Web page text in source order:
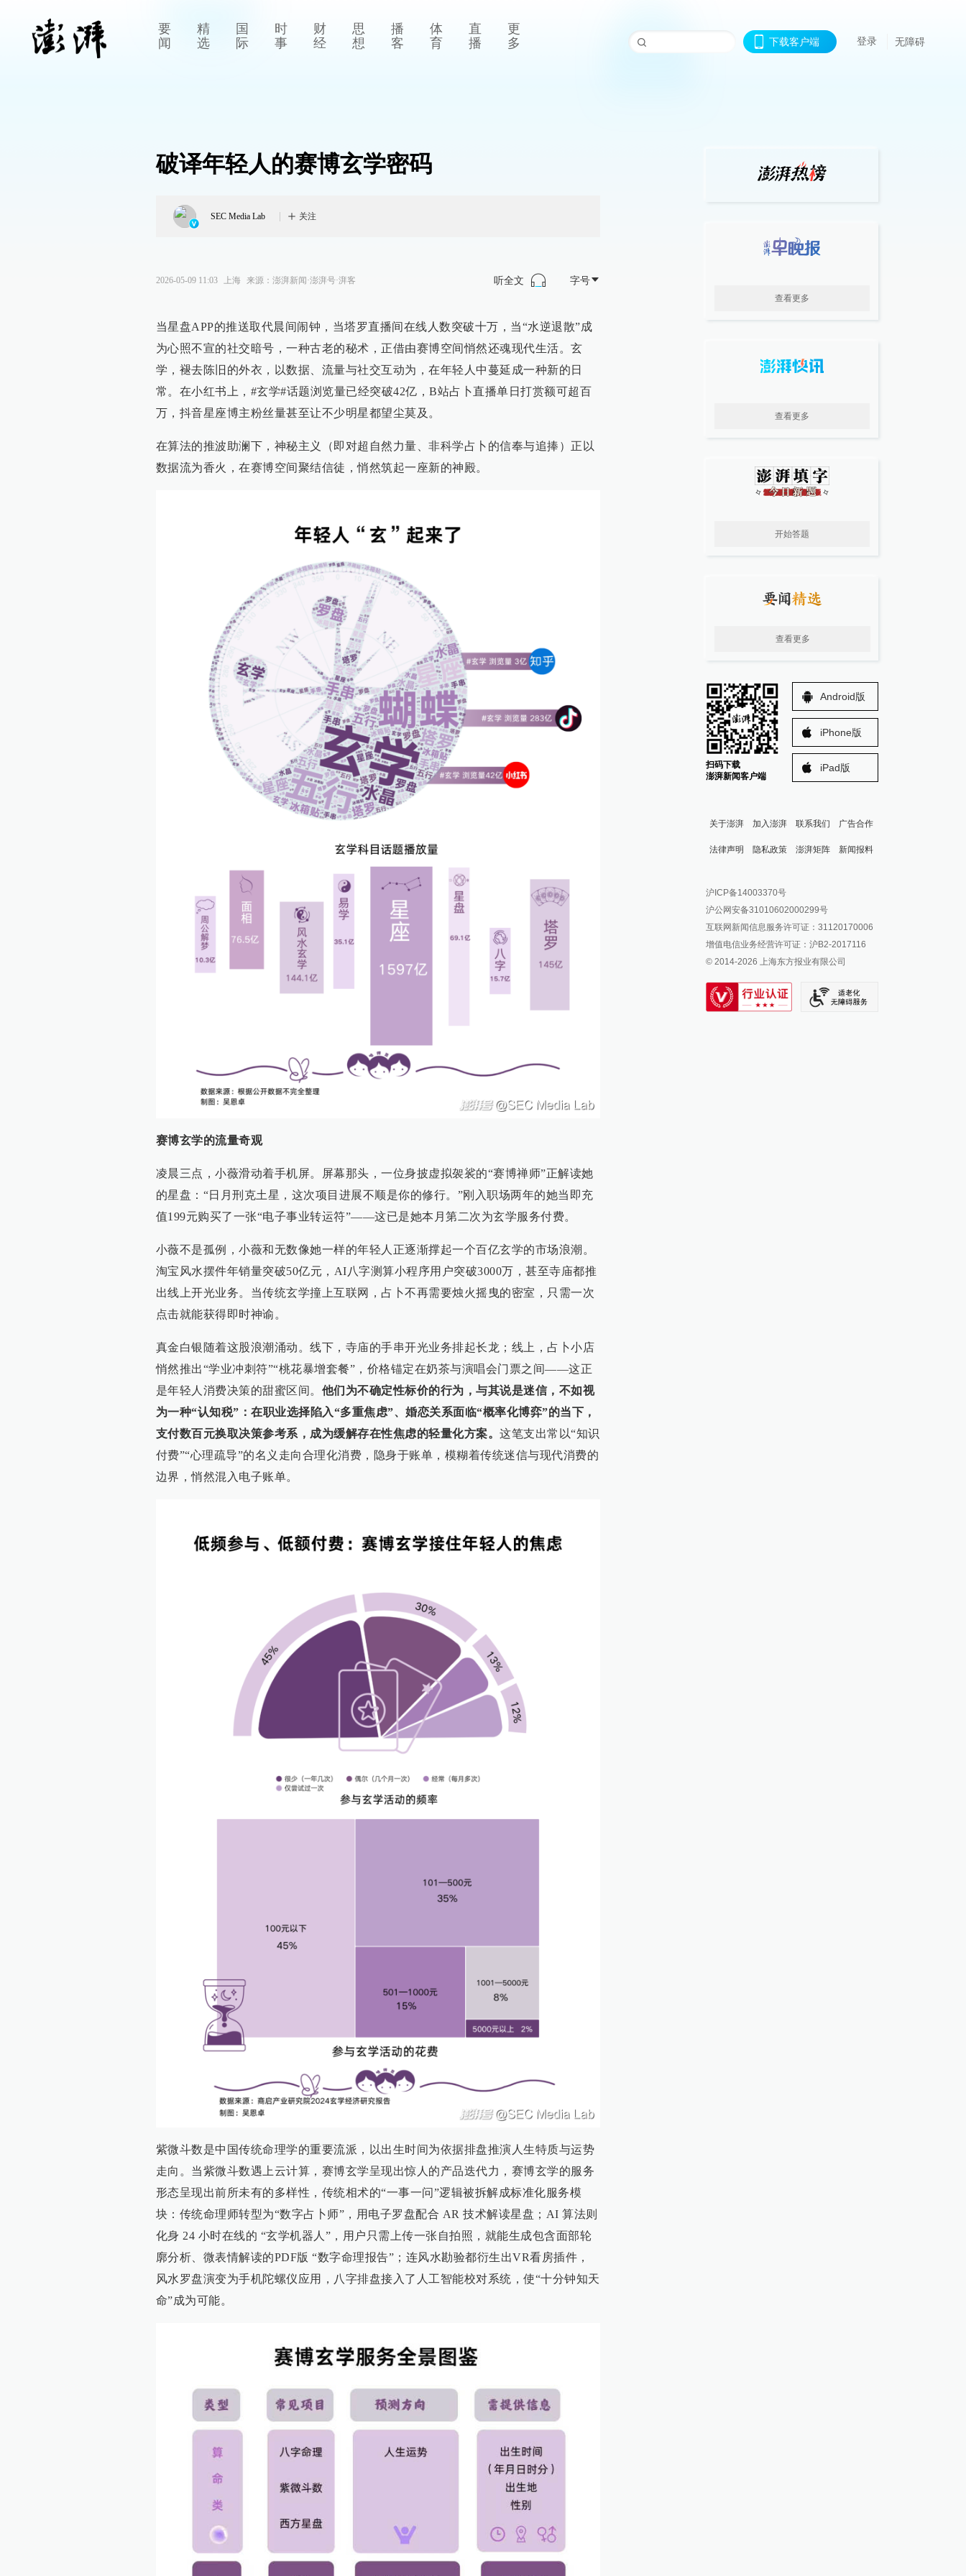
要
闻
精
选
国
际
时
事
财
经
思
想
播
客
体
育
直
播
更
多
下载客户端 登录 无障碍
破译年轻人的赛博玄学密码
SEC Media Lab 关注
2026-05-09 11:03 上海 来源： 澎湃新闻·澎湃号·湃客 听全文 字号
当星盘APP的推送取代晨间闹钟，当塔罗直播间在线人数突破十万，当“水逆退散”成
为心照不宣的社交暗号，一种古老的秘术，正借由赛博空间悄然还魂现代生活。玄
学，褪去陈旧的外衣，以数据、流量与社交互动为，在年轻人中蔓延成一种新的日
常。在小红书上，#玄学#话题浏览量已经突破42亿，B站占卜直播单日打赏额可超百
万，抖音星座博主粉丝量甚至让不少明星都望尘莫及。
在算法的推波助澜下，神秘主义（即对超自然力量、非科学占卜的信奉与追捧）正以
数据流为香火，在赛博空间聚结信徒，悄然筑起一座新的神殿。
赛博玄学的流量奇观
凌晨三点，小薇滑动着手机屏。屏幕那头，一位身披虚拟袈裟的“赛博禅师”正解读她
的星盘：“日月刑克土星，这次项目进展不顺是你的修行。”刚入职场两年的她当即充
值199元购买了一张“电子事业转运符”——这已是她本月第二次为玄学服务付费。
小薇不是孤例，小薇和无数像她一样的年轻人正逐渐撑起一个百亿玄学的市场浪潮。
淘宝风水摆件年销量突破50亿元，AI八字测算小程序用户突破3000万，甚至寺庙都推
出线上开光业务。当传统玄学撞上互联网，占卜不再需要烛火摇曳的密室，只需一次
点击就能获得即时神谕。
真金白银随着这股浪潮涌动。线下，寺庙的手串开光业务排起长龙；线上，占卜小店
悄然推出“学业冲刺符”“桃花暴增套餐”，价格锚定在奶茶与演唱会门票之间——这正
是年轻人消费决策的甜蜜区间。 他们为不确定性标价的行为，与其说是迷信，不如视
为一种“认知税”：在职业选择陷入“多重焦虑”、婚恋关系面临“概率化博弈”的当下，
支付数百元换取决策参考系，成为缓解存在性焦虑的轻量化方案。 这笔支出常以“知识
付费”“心理疏导”的名义走向合理化消费，隐身于账单，模糊着传统迷信与现代消费的
边界，悄然混入电子账单。
紫微斗数是中国传统命理学的重要流派，以出生时间为依据排盘推演人生特质与运势
走向。当紫微斗数遇上云计算，赛博玄学呈现出惊人的产品迭代力，赛博玄学的服务
形态呈现出前所未有的多样性，传统相术的“一事一问”逻辑被拆解成标准化服务模
块：传统命理师转型为“数字占卜师”，用电子罗盘配合 AR 技术解读星盘；AI 算法则
化身 24 小时在线的 “玄学机器人”，用户只需上传一张自拍照，就能生成包含面部轮
廓分析、微表情解读的PDF版 “数字命理报告”；连风水勘验都衍生出VR看房插件，
风水罗盘演变为手机陀螺仪应用，八字排盘接入了人工智能校对系统，使“十分钟知天
命”成为可能。
查看更多
查看更多
开始答题
查看更多
扫码下载
澎湃新闻客户端
Android版
iPhone版
iPad版
关于澎湃 加入澎湃 联系我们 广告合作
法律声明 隐私政策 澎湃矩阵
澎湃新闻公众号
澎湃新闻抖音号
派生万物开放平台
IP SHANGHAI
SIXTH TONE
新闻报料
报料邮箱: news@thepaper.cn
沪ICP备14003370号
沪公网安备31010602000299号
互联网新闻信息服务许可证：31120170006
增值电信业务经营许可证：沪B2-2017116
© 2014-2026 上海东方报业有限公司